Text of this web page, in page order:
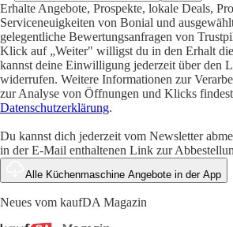
Erhalte Angebote, Prospekte, lokale Deals,
Serviceneuigkeiten von Bonial und
gelegentliche Bewertungsanfragen von
Klick auf „Weiter" willigst du in den Erhalt
kannst deine Einwilligung jederzeit über den
widerrufen. Weitere Informationen zur
zur Analyse von Öffnungen und Klicks
Datenschutzerklärung.
Du kannst dich jederzeit vom Newsletter
in der E-Mail enthaltenen Link zur
Alle Küchenmaschine Angebote in der App
Neues vom kaufDA Magazin